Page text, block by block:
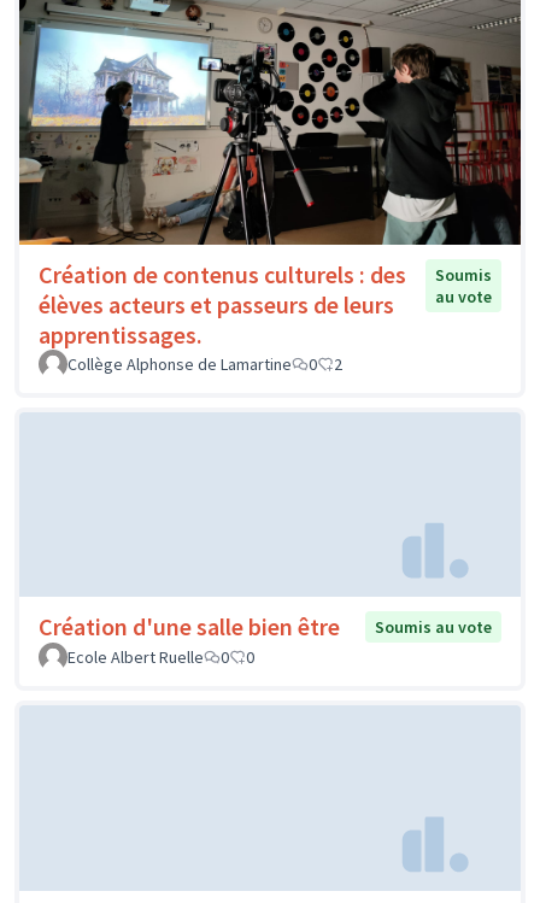
Création de contenus culturels : des
élèves acteurs et passeurs de leurs
apprentissages.
Soumis
au vote
Collège Alphonse de Lamartine 0 2
Création d'une salle bien être
Soumis au vote
Ecole Albert Ruelle
0 0